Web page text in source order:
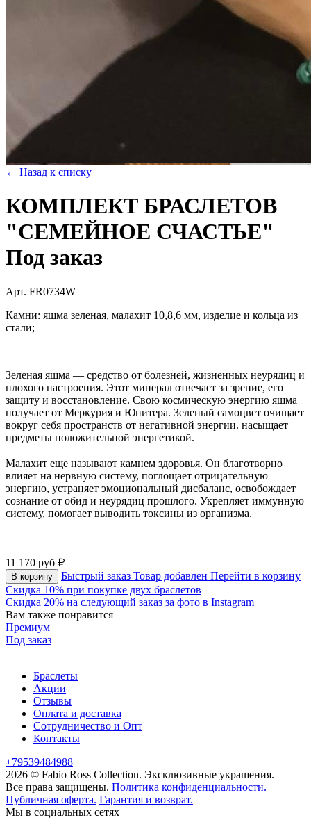
← Назад к списку
КОМПЛЕКТ БРАСЛЕТОВ
"СЕМЕЙНОЕ СЧАСТЬЕ"
Под заказ
Арт. FR0734W
Камни: яшма зеленая, малахит 10,8,6 мм, изделие и кольца из
стали;
Зеленая яшма — средство от болезней, жизненных неурядиц и
плохого настроения. Этот минерал отвечает за зрение, его
защиту и восстановление. Свою космическую энергию яшма
получает от Меркурия и Юпитера. Зеленый самоцвет очищает
вокруг себя пространств от негативной энергии. насыщает
предметы положительной энергетикой.
Малахит еще называют камнем здоровья. Он благотворно
влияет на нервную систему, поглощает отрицательную
энергию, устраняет эмоциональный дисбаланс, освобождает
сознание от обид и неурядиц прошлого. Укрепляет иммунную
систему, помогает выводить токсины из организма.
11 170 руб
В корзину Быстрый заказ Товар добавлен Перейти в корзину
Скидка 10% при покупке двух браслетов
Скидка 20% на следующий заказ за фото в Instagram
Вам также понравится
Премиум
Под заказ
Браслеты
Акции
Отзывы
Оплата и доставка
Сотрудничество и Опт
Контакты
+79539484988
2026 © Fabio Ross Collection. Эксклюзивные украшения.
Все права защищены. Политика конфиденциальности.
Публичная оферта. Гарантия и возврат.
Мы в социальных сетях